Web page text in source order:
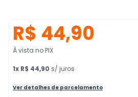
R$ 44,90
À vista no PIX
1x R$ 44,90 s/ juros
Ver detalhes de parcelamento